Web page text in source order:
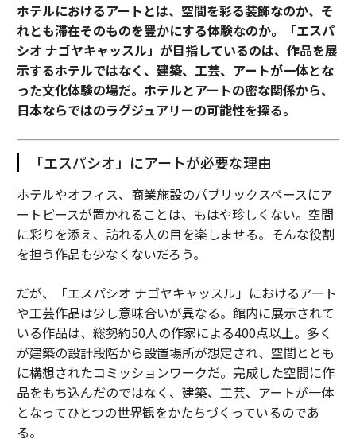
ホテルにおけるアートとは、空間を彩る装飾なのか、そ
れとも滞在そのものを豊かにする体験なのか。「エスパ
シオ ナゴヤキャッスル」が目指しているのは、作品を展
示するホテルではなく、建築、工芸、アートが一体とな
った文化体験の場だ。ホテルとアートの密な関係から、
日本ならではのラグジュアリーの可能性を探る。
「エスパシオ」にアートが必要な理由
ホテルやオフィス、商業施設のパブリックスペースにア
ートピースが置かれることは、もはや珍しくない。空間
に彩りを添え、訪れる人の目を楽しませる。そんな役割
を担う作品も少なくないだろう。
だが、「エスパシオ ナゴヤキャッスル」におけるアート
や工芸作品は少し意味合いが異なる。館内に展示されて
いる作品は、総勢約50人の作家による400点以上。多く
が建築の設計段階から設置場所が想定され、空間ととも
に構想されたコミッションワークだ。完成した空間に作
品をもち込んだのではなく、建築、工芸、アートが一体
となってひとつの世界観をかたちづくっているのであ
る。